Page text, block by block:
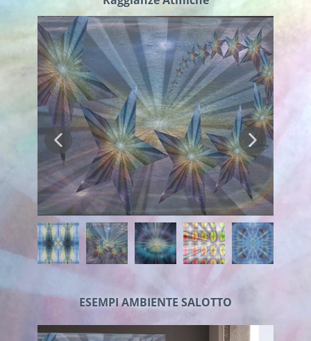
ESEMPI AMBIENTE SALOTTO